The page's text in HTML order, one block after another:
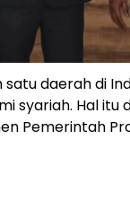
satu daerah di
syariah. Hal itu
Pemerintah